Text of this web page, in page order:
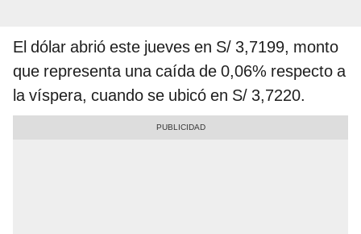
El dólar abrió este jueves en S/ 3,7199, monto
que representa una caída de 0,06% respecto a
la víspera, cuando se ubicó en S/ 3,7220.